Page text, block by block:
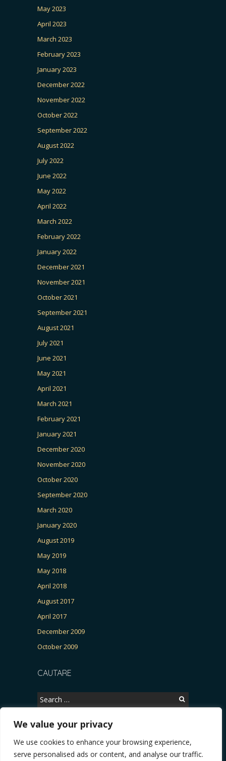
We value your privacy
We use cookies to enhance your browsing experience,
serve personalised ads or content, and analyse our traffic.
May 2023
April 2023
March 2023
February 2023
January 2023
December 2022
November 2022
October 2022
September 2022
August 2022
July 2022
June 2022
May 2022
April 2022
March 2022
February 2022
January 2022
December 2021
November 2021
October 2021
September 2021
August 2021
July 2021
June 2021
May 2021
April 2021
March 2021
February 2021
January 2021
December 2020
November 2020
October 2020
September 2020
March 2020
January 2020
August 2019
May 2019
May 2018
April 2018
August 2017
April 2017
December 2009
October 2009
CAUTARE
Search
for:
Copyright © 2026, CERTITUDINEA.